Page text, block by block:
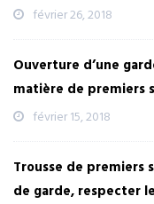
février 26, 2018
Ouverture d’une
matière de premiers
février 15, 2018
Trousse de premiers
de garde, respecter